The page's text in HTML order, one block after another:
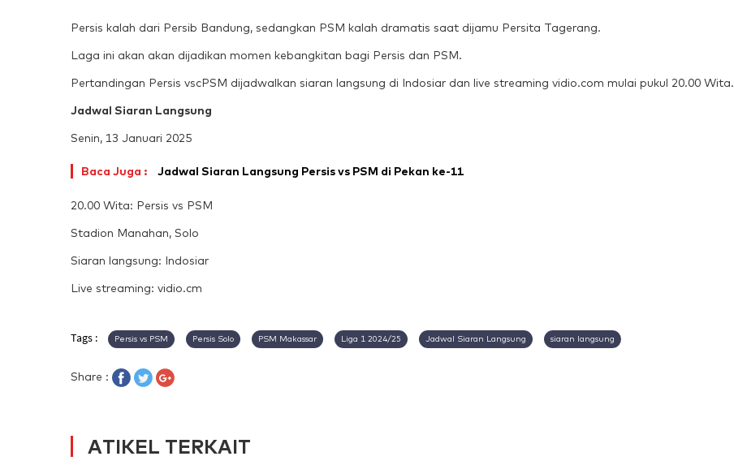
Persis kalah dari Persib Bandung, sedangkan PSM kalah dramatis saat dijamu Persita Tagerang.
Laga ini akan akan dijadikan momen kebangkitan bagi Persis dan PSM.
Pertandingan Persis vscPSM dijadwalkan siaran langsung di Indosiar dan live streaming vidio.com mulai pukul 20.00 Wita.
Jadwal Siaran Langsung
Senin, 13 Januari 2025
Baca Juga : Jadwal Siaran Langsung Persis vs PSM di Pekan ke-11
20.00 Wita: Persis vs PSM
Stadion Manahan, Solo
Siaran langsung: Indosiar
Live streaming: vidio.cm
Tags : Persis vs PSM Persis Solo PSM Makassar Liga 1 2024/25 Jadwal Siaran Langsung siaran langsung
Share :
ATIKEL TERKAIT